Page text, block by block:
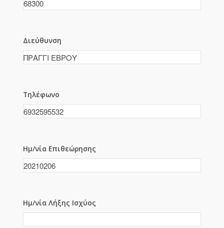
Διεύθυνση
Τηλέφωνο
Ημ/νία Επιθεώρησης
Ημ/νία Λήξης Ισχύος